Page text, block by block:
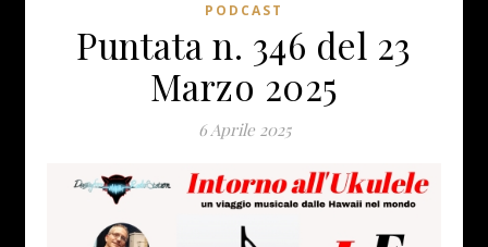
PODCAST
Puntata n. 346 del 23
Marzo 2025
6 Aprile 2025